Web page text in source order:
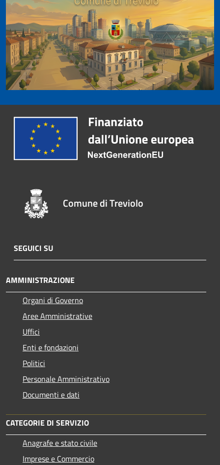
Comune di Treviolo
SEGUICI SU
AMMINISTRAZIONE
Organi di Governo
Aree Amministrative
Uffici
Enti e fondazioni
Politici
Personale Amministrativo
Documenti e dati
CATEGORIE DI SERVIZIO
Anagrafe e stato civile
Imprese e Commercio